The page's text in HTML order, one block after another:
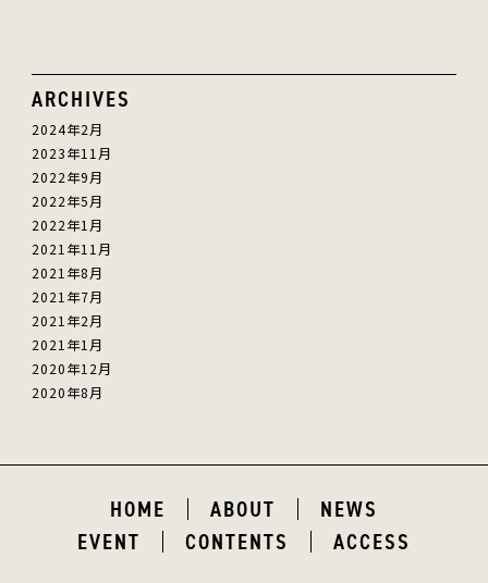
ARCHIVES
2024年2月
2023年11月
2022年9月
2022年5月
2022年1月
2021年11月
2021年8月
2021年7月
2021年2月
2021年1月
2020年12月
2020年8月
HOME ABOUT
NEWS
EVENT
CONTENTS ACCESS